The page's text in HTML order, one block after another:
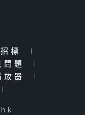
招標
|
問題
|
放器
|
|